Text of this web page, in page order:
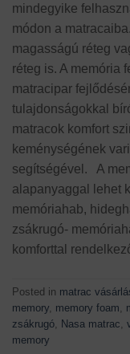
mindegyike
módon a
magasságú réteg
réteg is. A memória
matracipar
tulajdonságokkal
matracok komfort
keménységének
segítségével. A
alapanyaggal lehet
memóriahab,
zsákrugó-
komforttal
Posted in matrac
memory, memory foam,
zsákrugó, Nasa matrac,
memory